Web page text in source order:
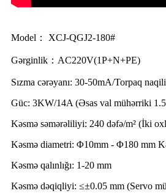
Model： XCJ-QGJ2-180#
Gərginlik：AC220V(1P+N+PE)
Sızma cərəyanı: 30-50mA/Torpaq
Güc: 3KW/14A (Əsas val mühərriki
Kəsmə səmərəliliyi: 240 dəfə/m² (İki
Kəsmə diametri: Φ10mm - Φ180 mm
Kəsmə qalınlığı: 1-20 mm
Kəsmə dəqiqliyi: ≤±0.05 mm (Servo